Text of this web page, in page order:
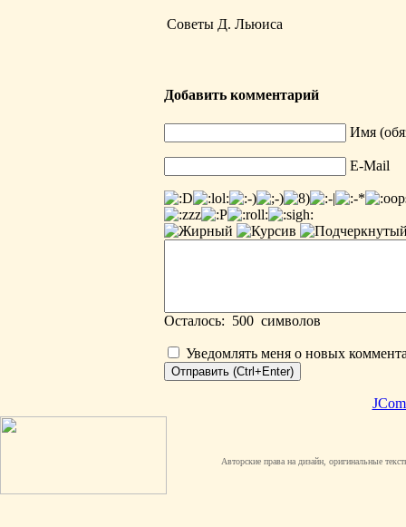
Советы Д. Льюиса
Добавить комментарий
Имя
E-Mail
Осталось: 500 символов
Уведомлять меня о новых
Авторские права на дизайн, оригинальные